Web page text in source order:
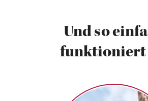
Und so
funktioniert